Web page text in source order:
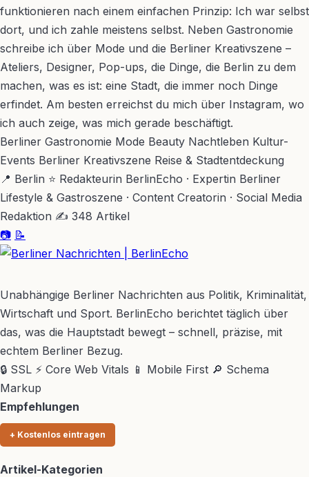
funktionieren nach einem einfachen Prinzip: Ich war selbst
dort, und ich zahle meistens selbst. Neben Gastronomie
schreibe ich über Mode und die Berliner Kreativszene –
Ateliers, Designer, Pop-ups, die Dinge, die Berlin zu dem
machen, was es ist: eine Stadt, die immer noch Dinge
erfindet. Am besten erreichst du mich über Instagram, wo
ich auch zeige, was mich gerade beschäftigt.
Berliner Gastronomie Mode Beauty Nachtleben Kultur-
Events Berliner Kreativszene Reise & Stadtentdeckung
📍 Berlin ⭐ Redakteurin BerlinEcho · Expertin Berliner
Lifestyle & Gastroszene · Content Creatorin · Social Media
Redaktion ✍ 348 Artikel
📷 📝
Unabhängige Berliner Nachrichten aus Politik, Kriminalität,
Wirtschaft und Sport. BerlinEcho berichtet täglich über
das, was die Hauptstadt bewegt – schnell, präzise, mit
echtem Berliner Bezug.
🔒 SSL ⚡ Core Web Vitals 📱 Mobile First 🔎 Schema
Markup
Empfehlungen
+ Kostenlos eintragen
Artikel-Kategorien